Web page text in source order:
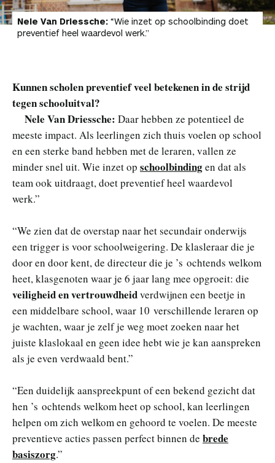
Nele Van Driessche: “Wie inzet op schoolbinding doet
preventief heel waardevol werk.”
Kunnen scholen preventief veel betekenen in de strijd
tegen schooluitval?
Nele Van Driessche: Daar hebben ze potentieel de
meeste impact. Als leerlingen zich thuis voelen op school
en een sterke band hebben met de leraren, vallen ze
minder snel uit. Wie inzet op schoolbindingen dat als
team ook uitdraagt, doet preventief heel waardevol
werk.”
“We zien dat de overstap naar het secundair onderwijs
een trigger is voor schoolweigering. De klasleraar die je
door en door kent, de directeur die je ’s ochtends welkom
heet, klasgenoten waar je 6 jaar lang mee opgroeit: die
veiligheid en vertrouwdheidverdwijnen een beetje in
een middelbare school, waar 10 verschillende leraren op
je wachten, waar je zelf je weg moet zoeken naar het
juiste klaslokaal en geen idee hebt wie je kan aanspreken
als je even verdwaald bent.”
“Een duidelijk aanspreekpunt of een bekend gezicht dat
hen ’s ochtends welkom heet op school, kan leerlingen
helpen om zich welkom en gehoord te voelen. De meeste
preventieve acties passen perfect binnen de brede
basiszorg.”